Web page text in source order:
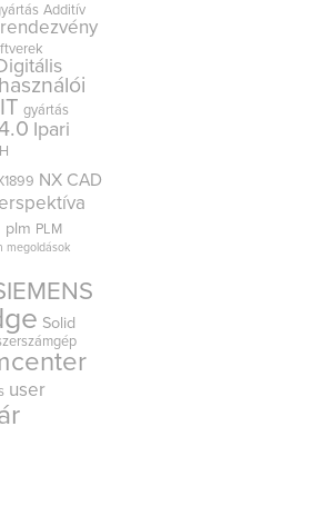
Additív
gyártás
Ipari
NX CAD
plm PLM
megoldások
Solid
user